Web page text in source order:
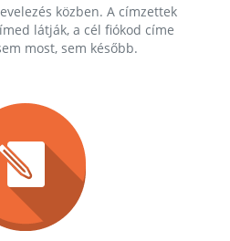
közben. A címzettek
látják, a cél fiókod címe
most, sem később.